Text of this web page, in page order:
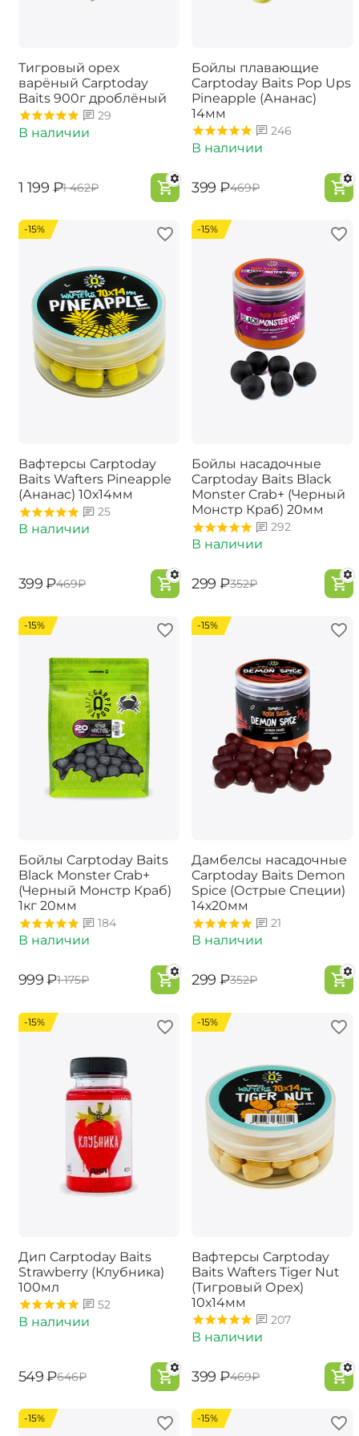
Тигровый орех
варёный Carptoday
Baits 900г дроблёный
29
В наличии
‍1 199‍ ₽‍1 462‍₽
Бойлы плавающие
Carptoday Baits Pop Ups
Pineapple (Ананас)
14мм
246
В наличии
‍399‍ ₽‍469‍₽
-15%
Вафтерсы Carptoday
Baits Wafters Pineapple
(Ананас) 10х14мм
25
В наличии
‍399‍ ₽‍469‍₽
-15%
Бойлы насадочные
Carptoday Baits Black
Monster Crab+ (Черный
Монстр Краб) 20мм
292
В наличии
‍299‍ ₽‍352‍₽
-15%
Бойлы Carptoday Baits
Black Monster Crab+
(Черный Монстр Краб)
1кг 20мм
184
В наличии
‍999‍ ₽‍1 175‍₽
-15%
Дамбелсы насадочные
Carptoday Baits Demon
Spice (Острые Специи)
14х20мм
21
В наличии
‍299‍ ₽‍352‍₽
-15%
Дип Carptoday Baits
Strawberry (Клубника)
100мл
52
В наличии
‍549‍ ₽‍646‍₽
-15%
Вафтерсы Carptoday
Baits Wafters Tiger Nut
(Тигровый Орех)
10х14мм
207
В наличии
‍399‍ ₽‍469‍₽
-15% -15%